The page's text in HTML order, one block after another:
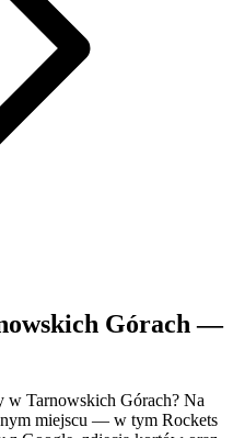
Górach —
w Tarnowskich Górach? Na
miejscu — w tym Rockets